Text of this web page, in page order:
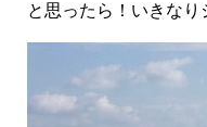
と思ったら！いきなり